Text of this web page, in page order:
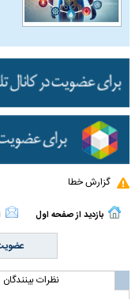
گزارش خطا
بازدید از صفحه اول
نظرات بینندگان